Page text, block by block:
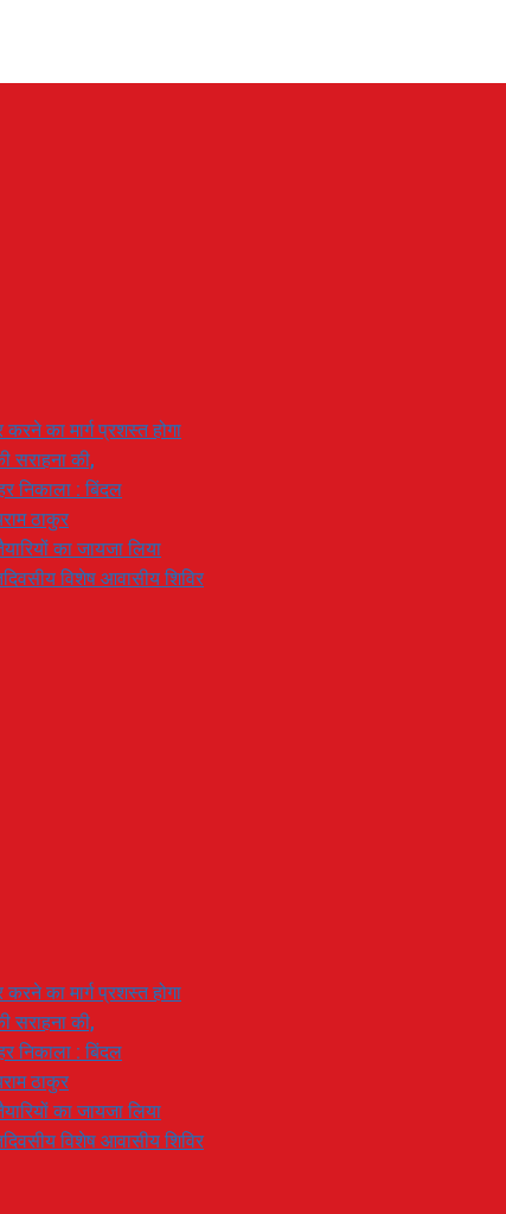
का मार्ग प्रशस्त होगा
सराहना की,
निकाला : बिंदल
ठाकुर
का जायजा लिया
विशेष आवासीय शिविर
का मार्ग प्रशस्त होगा
सराहना की,
निकाला : बिंदल
ठाकुर
का जायजा लिया
विशेष आवासीय शिविर